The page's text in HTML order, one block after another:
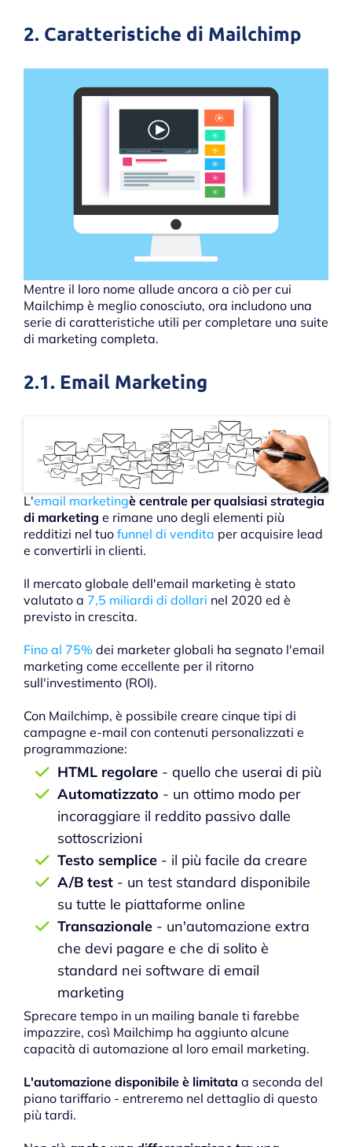
2. Caratteristiche di Mailchimp
Mentre il loro nome allude ancora a ciò per cui
Mailchimp è meglio conosciuto, ora includono una
serie di caratteristiche utili per completare una suite
di marketing completa.
2.1. Email Marketing
L'email marketingè centrale per qualsiasi strategia
di marketing e rimane uno degli elementi più
redditizi nel tuo funnel di vendita per acquisire lead
e convertirli in clienti.
Il mercato globale dell'email marketing è stato
valutato a 7,5 miliardi di dollari nel 2020 ed è
previsto in crescita.
Fino al 75% dei marketer globali ha segnato l'email
marketing come eccellente per il ritorno
sull'investimento (ROI).
Con Mailchimp, è possibile creare cinque tipi di
campagne e-mail con contenuti personalizzati e
programmazione:
HTML regolare - quello che userai di più
Automatizzato - un ottimo modo per
incoraggiare il reddito passivo dalle
sottoscrizioni
Testo semplice - il più facile da creare
A/B test - un test standard disponibile
su tutte le piattaforme online
Transazionale - un'automazione extra
che devi pagare e che di solito è
standard nei software di email
marketing
Sprecare tempo in un mailing banale ti farebbe
impazzire, così Mailchimp ha aggiunto alcune
capacità di automazione al loro email marketing.
L'automazione disponibile è limitata a seconda del
piano tariffario - entreremo nel dettaglio di questo
più tardi.